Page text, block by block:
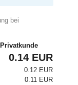
bei
Privatkunde
0.14 EUR
0.12 EUR
0.11 EUR